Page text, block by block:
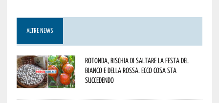
ALTRE NEWS
Rotonda, rischia di saltare la Festa del
Bianco e della Rossa. Ecco cosa sta
succedendo